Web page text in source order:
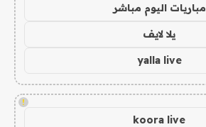
مباريات اليوم مباشر
يلا لايف
yalla live
!
koora live